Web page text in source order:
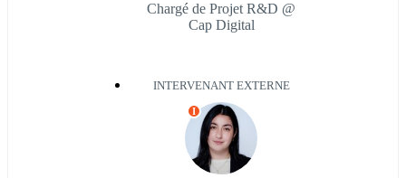
Chargé de Projet R&D @
Cap Digital
INTERVENANT EXTERNE
I